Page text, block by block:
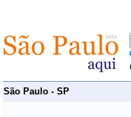
São Paulo - SP